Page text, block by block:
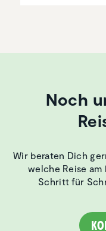
Noch
Wir beraten Dich
welche Reise am
Schritt für